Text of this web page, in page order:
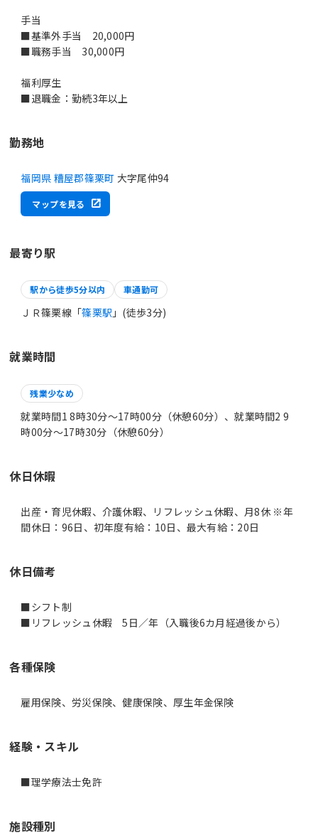
手当
■基準外手当 20,000円
■職務手当 30,000円
福利厚生
■退職金：勤続3年以上
勤務地
福岡県 糟屋郡篠栗町 大字尾仲94
マップを見る
最寄り駅
駅から徒歩5分以内 車通勤可
ＪＲ篠栗線「篠栗駅 」(徒歩3分)
就業時間
残業少なめ
就業時間1 8時30分〜17時00分（休憩60分）、就業時間2 9
時00分〜17時30分（休憩60分）
休日休暇
出産・育児休暇、介護休暇、リフレッシュ休暇、月8休 ※年
間休日：96日、初年度有給：10日、最大有給：20日
休日備考
■シフト制
■リフレッシュ休暇 5日／年（入職後6カ月経過後から）
各種保険
雇用保険、労災保険、健康保険、厚生年金保険
経験・スキル
■理学療法士免許
施設種別